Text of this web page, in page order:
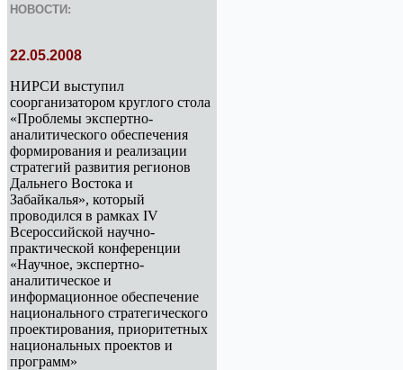
НОВОСТИ:
22.05.2008
НИРСИ выступил
соорганизатором круглого стола
«Проблемы экспертно-
аналитического обеспечения
формирования и реализации
стратегий развития регионов
Дальнего Востока и
Забайкалья», который
проводился в рамках IV
Всероссийской научно-
практической конференции
«Научное, экспертно-
аналитическое и
информационное обеспечение
национального стратегического
проектирования, приоритетных
национальных проектов и
программ»